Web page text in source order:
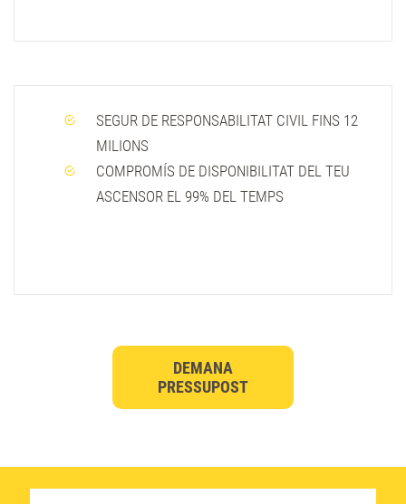
SEGUR DE RESPONSABILITAT CIVIL FINS 12
MILIONS
COMPROMÍS DE DISPONIBILITAT DEL TEU
ASCENSOR EL 99% DEL TEMPS
DEMANA
PRESSUPOST